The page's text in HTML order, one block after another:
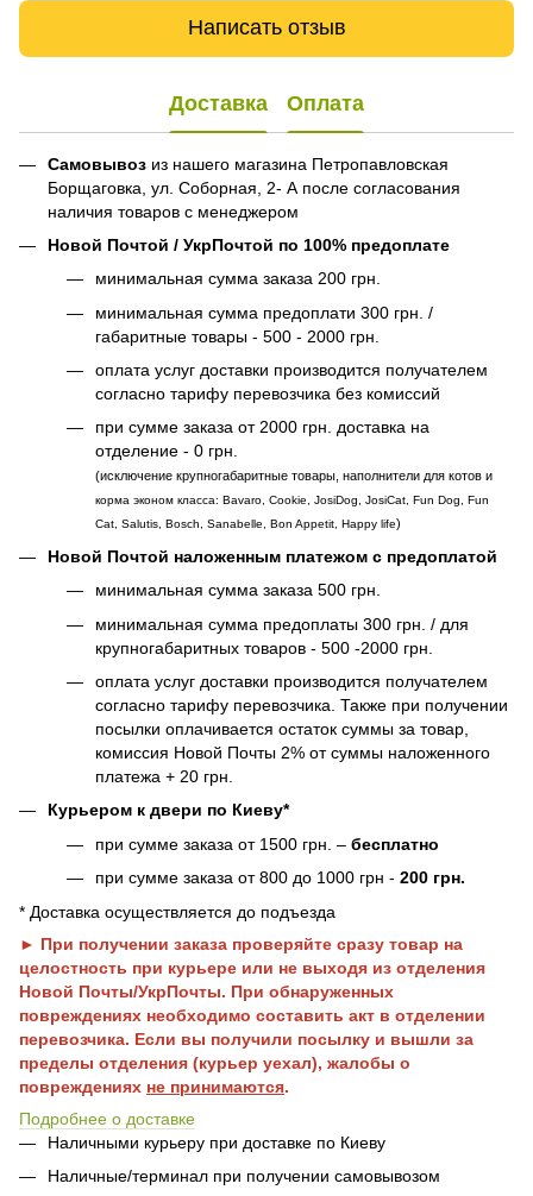
Написать отзыв
Доставка Оплата
Самовывоз из нашего магазина Петропавловская
Борщаговка, ул. Соборная, 2- А после согласования
наличия товаров с менеджером
Новой Почтой / УкрПочтой по 100% предоплате
минимальная сумма заказа 200 грн.
минимальная сумма предоплати 300 грн. /
габаритные товары - 500 - 2000 грн.
оплата услуг доставки производится получателем
согласно тарифу перевозчика без комиссий
при сумме заказа от 2000 грн. доставка на
отделение - 0 грн.
(исключение крупногабаритные товары, наполнители для котов и
корма эконом класса: Bavaro, Cookie, JosiDog, JosiCat, Fun Dog, Fun
Cat, Salutis, Bosch, Sanabelle, Bon Appetit, Happy life)
Новой Почтой наложенным платежом с предоплатой
минимальная сумма заказа 500 грн.
минимальная сумма предоплаты 300 грн. / для
крупногабаритных товаров - 500 -2000 грн.
оплата услуг доставки производится получателем
согласно тарифу перевозчика. Также при получении
посылки оплачивается остаток суммы за товар,
комиссия Новой Почты 2% от суммы наложенного
платежа + 20 грн.
Курьером к двери по Киеву*
при сумме заказа от 1500 грн. – бесплатно
при сумме заказа от 800 до 1000 грн - 200 грн.
* Доставка осуществляется до подъезда
► При получении заказа проверяйте сразу товар на
целостность при курьере или не выходя из отделения
Новой Почты/УкрПочты. При обнаруженных
повреждениях необходимо составить акт в отделении
перевозчика. Если вы получили посылку и вышли за
пределы отделения (курьер уехал), жалобы о
повреждениях не принимаются.
Подробнее о доставке
Наличными курьеру при доставке по Киеву
Наличные/терминал при получении самовывозом